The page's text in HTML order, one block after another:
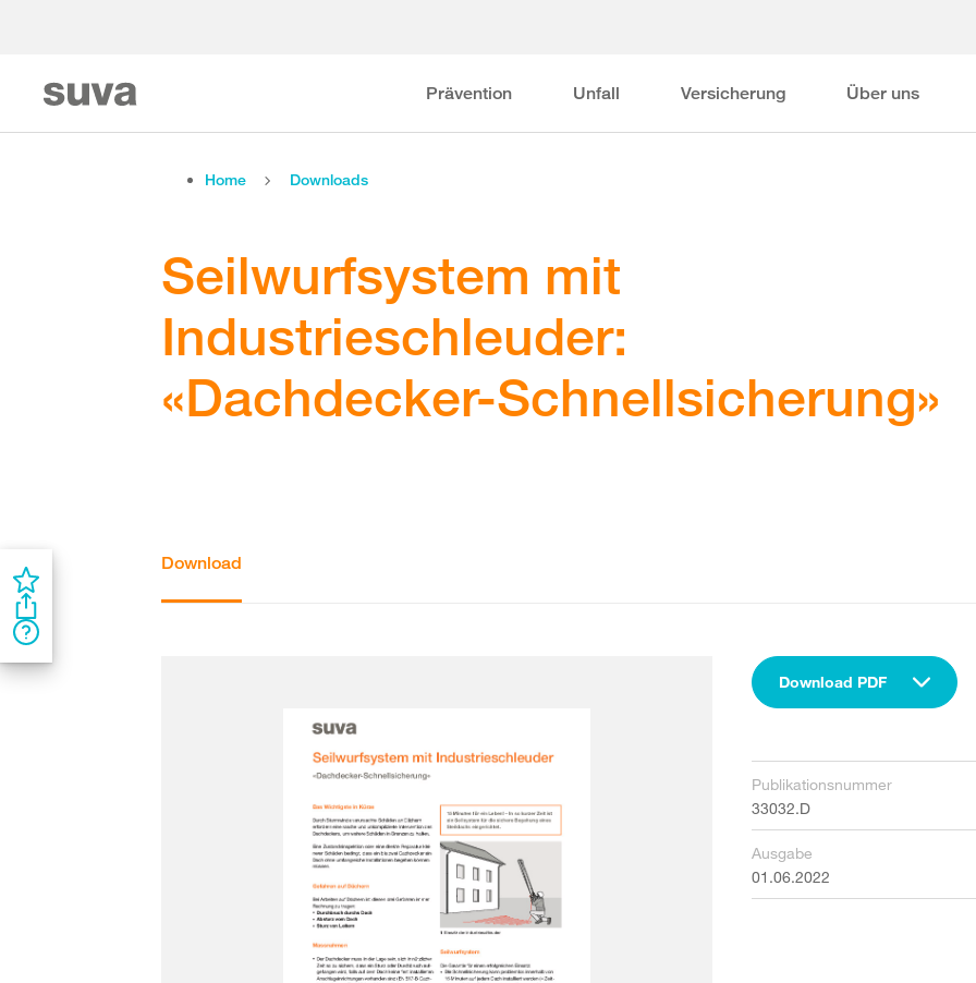
Prävention Unfall Versicherung Über uns
Home Downloads
Seilwurfsystem mit
Industrieschleuder:
«Dachdecker-Schnellsicherung»
Download
Download PDF
Publikationsnummer
33032.D
Ausgabe
01.06.2022